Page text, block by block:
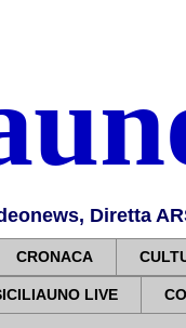
Diretta
CRONACA
LIVE